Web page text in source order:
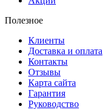
Полезное
Клиенты
Доставка и оплата
Контакты
Отзывы
Карта сайта
Гарантия
Руководство